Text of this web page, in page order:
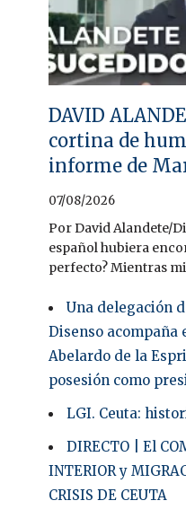
DAVID
cortina de
informe de
07/08/2026
Por David Alandete/
español hubiera
perfecto? Mientras
Una delegación
Disenso
Abelardo de la
posesión como
LGI. Ceuta:
DIRECTO | El
INTERIOR y
CRISIS DE CEUTA